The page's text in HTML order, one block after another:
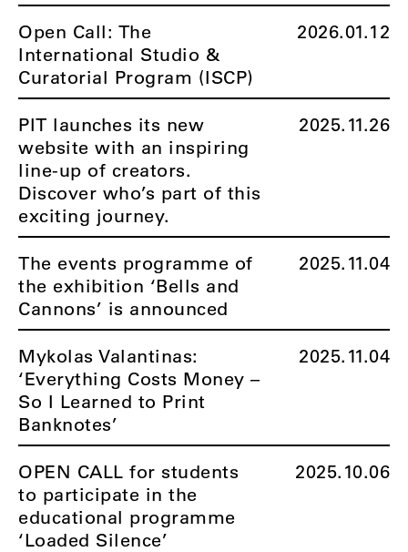
Open Call: The
International Studio &
Curatorial Program (ISCP)
2026.01.12
PIT launches its new
website with an inspiring
line-up of creators.
Discover who’s part of this
exciting journey.
2025.11.26
The events programme of
the exhibition ‘Bells and
Cannons’ is announced
2025.11.04
Mykolas Valantinas:
‘Everything Costs Money –
So I Learned to Print
Banknotes’
2025.11.04
OPEN CALL for students
to participate in the
educational programme
‘Loaded Silence’
2025.10.06